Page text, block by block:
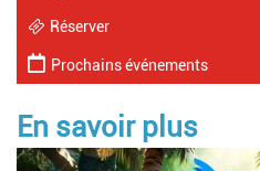
Réserver
Prochains événements
En savoir plus